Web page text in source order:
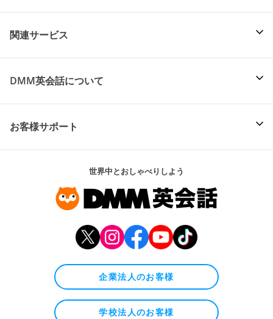
関連サービス
DMM英会話について
お客様サポート
世界中とおしゃべりしよう
企業法人のお客様
学校法人のお客様